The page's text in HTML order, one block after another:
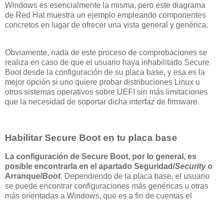
Windows es esencialmente la misma, pero este diagrama
de Red Hat muestra un ejemplo empleando componentes
concretos en lugar de ofrecer una vista general y genérica.
Obviamente, nada de este proceso de comprobaciones se
realiza en caso de que el usuario haya inhabilitado Secure
Boot desde la configuración de su placa base, y esa es la
mejor opción si uno quiere probar distribuciones Linux u
otros sistemas operativos sobre UEFI sin más limitaciones
que la necesidad de soportar dicha interfaz de firmware.
Habilitar Secure Boot en tu placa base
La configuración de Secure Boot, por lo general, es
posible encontrarla en el apartado Seguridad/Securityo
Arranque/Boot. Dependiendo de la placa base, el usuario
se puede encontrar configuraciones más genéricas u otras
más orientadas a Windows, que es a fin de cuentas el